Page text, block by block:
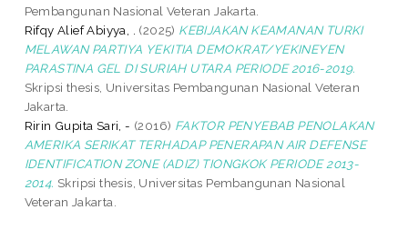
Pembangunan Nasional Veteran Jakarta.
Rifqy Alief Abiyya, .
(2025) KEBIJAKAN KEAMANAN TURKI
MELAWAN PARTIYA YEKITIA DEMOKRAT/YEKINEYEN
PARASTINA GEL DI SURIAH UTARA PERIODE 2016-2019.
Skripsi thesis, Universitas Pembangunan Nasional Veteran
Jakarta.
Ririn Gupita Sari, - (2016) FAKTOR PENYEBAB PENOLAKAN
AMERIKA SERIKAT TERHADAP PENERAPAN AIR DEFENSE
IDENTIFICATION ZONE (ADIZ) TIONGKOK PERIODE 2013-
2014. Skripsi thesis, Universitas Pembangunan Nasional
Veteran Jakarta.